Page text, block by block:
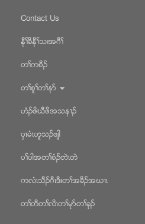
Contact Us
နီႈခိနီႈသးအဂီႈ
တႈကစီဥ
တႈစူႈတႈနဏ
ဟံဥဖိဃီဖိအသန႕ဥ
ပွၚမံၚဟူသဥဖ်ါ
ပႈပါအတႈစံဥတဲၚတဲ
ကလံၚသီဥဂီၚဒီးတႈအခိဥအဃ႕ၚ
တႈတီတႈလိၚတႈမုဏတႈခုဥ